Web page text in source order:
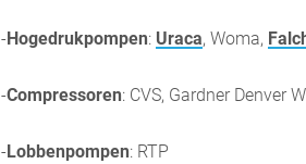
- Hogedrukpompen: Uraca, Woma,
-Compressoren: CVS, Gardner Denver
- Lobbenpompen: RTP